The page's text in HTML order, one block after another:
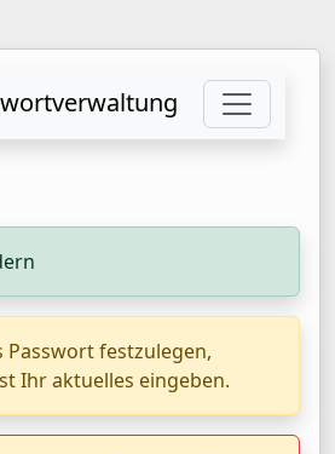
Passwort festzulegen,
Ihr aktuelles eingeben.